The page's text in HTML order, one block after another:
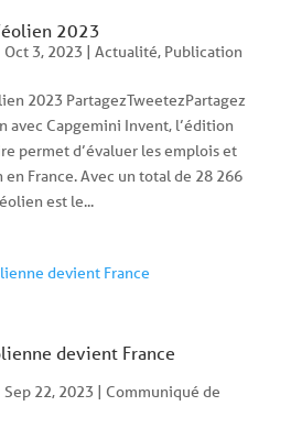
2023
Oct 3, 2023 | Actualité, Publication
2023 PartagezTweetezPartagez
avec Capgemini Invent, l’édition
permet d’évaluer les emplois et
en France. Avec un total de 28 266
est le...
devient France
Sep 22, 2023 | Communiqué de